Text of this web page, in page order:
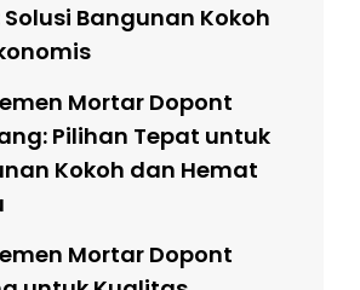
Solusi Bangunan Kokoh
Mortar Dopont
Pilihan Tepat untuk
Kokoh dan Hemat
Mortar Dopont